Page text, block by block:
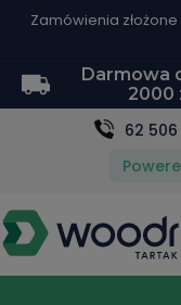
Zamówienia
Darmowa
2000
62